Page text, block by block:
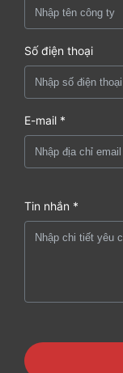
Số điện thoại
E-mail *
Tin nhắn *